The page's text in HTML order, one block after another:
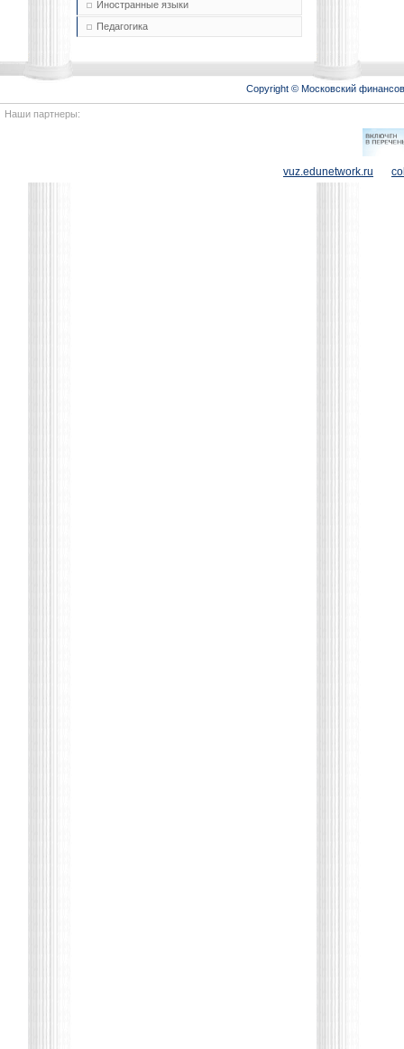
Иностранные языки
Педагогика
Copyright © Московский
Наши партнеры:
vuz.edunetwork.ru